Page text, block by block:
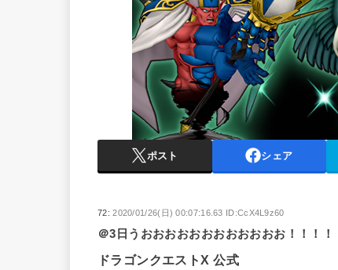
ポスト シェア
72:2020/01/26(日) 00:07:16.63 ID:CcX4L9z60
＠3日うおおおおおおおおおおおお！！！！
ドラゴンクエストX 公式